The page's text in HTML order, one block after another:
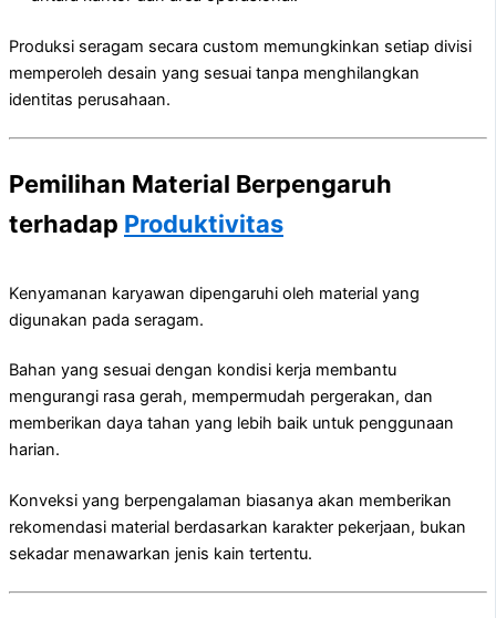
Produksi seragam secara custom memungkinkan setiap divisi
memperoleh desain yang sesuai tanpa menghilangkan
identitas perusahaan.
Pemilihan Material Berpengaruh
terhadap Produktivitas
Kenyamanan karyawan dipengaruhi oleh material yang
digunakan pada seragam.
Bahan yang sesuai dengan kondisi kerja membantu
mengurangi rasa gerah, mempermudah pergerakan, dan
memberikan daya tahan yang lebih baik untuk penggunaan
harian.
Konveksi yang berpengalaman biasanya akan memberikan
rekomendasi material berdasarkan karakter pekerjaan, bukan
sekadar menawarkan jenis kain tertentu.